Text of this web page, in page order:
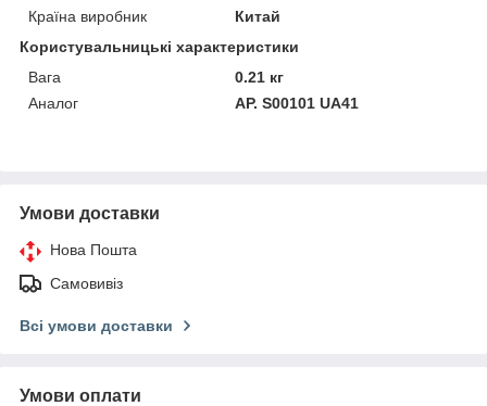
Країна виробник
Китай
Користувальницькі характеристики
Вага
0.21 кг
Аналог
АР. S00101 UA41
Умови доставки
Нова Пошта
Самовивіз
Всі умови доставки
Умови оплати